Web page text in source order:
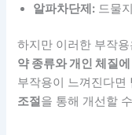
알파차단제: 드물
하지만 이러한 부작용
약 종류와 개인 체질
부작용이 느껴진다면
조절을 통해 개선할